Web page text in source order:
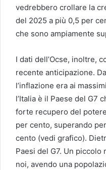
vedrebbero crollare la
del 2025 a più 0,5 per
che sono ampiamente
I dati dell’Ocse, inoltre,
recente anticipazione.
l’inflazione era ai
l’Italia è il Paese del G7
forte recupero del
per cento, superando
cento (vedi grafico).
Paesi del G7. Un piccolo
noi, avendo una